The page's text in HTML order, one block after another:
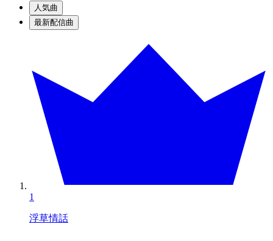
人気曲
最新配信曲
1
浮草情話